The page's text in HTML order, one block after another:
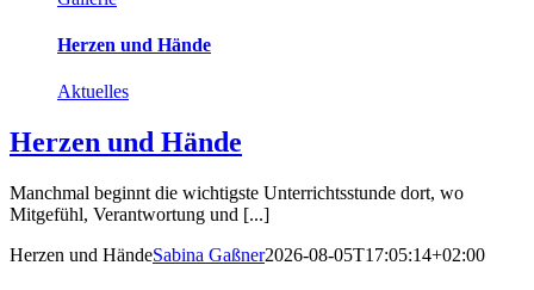
Herzen und Hände
Aktuelles
Herzen und Hände
Manchmal beginnt die wichtigste Unterrichtsstunde dort, wo
Mitgefühl, Verantwortung und [...]
Herzen und HändeSabina Gaßner2026-08-05T17:05:14+02:00